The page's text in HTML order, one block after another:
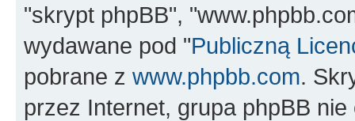
"skrypt phpBB",
wydawane pod "Publiczną
pobrane z www.phpbb.com.
przez Internet, grupa phpBB